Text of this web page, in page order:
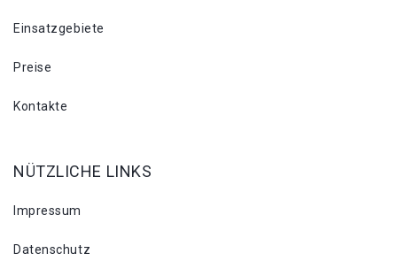
Einsatzgebiete
Preise
Kontakte
NÜTZLICHE LINKS
Impressum
Datenschutz